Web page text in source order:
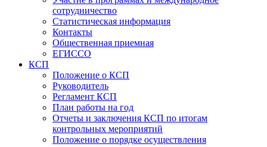
сотрудничество
Статистическая информация
Контакты
Общественная приемная
ЕГИССО
КСП
Положение о КСП
Руководитель
Регламент КСП
План работы на год
Отчеты и заключения КСП по итогам
контрольных мероприятий
Положение о порядке осуществления